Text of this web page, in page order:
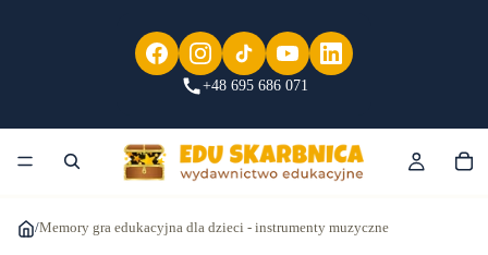
+48 695 686 071
/Memory gra edukacyjna dla dzieci - instrumenty muzyczne